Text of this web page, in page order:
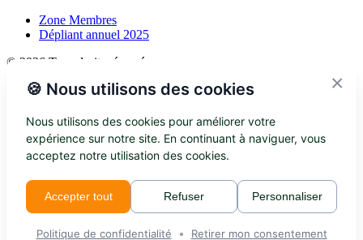
Zone Membres
Dépliant annuel 2025
© 2026 Tous droits réservés
Infolettre
Ne manquez rien
nouveautés touristiques.
S'abonner
🍪 Nous utilisons des cookies ×
Nous utilisons des cookies pour améliorer votre
expérience sur notre site. En continuant à naviguer, vous
acceptez notre utilisation des cookies.
Accepter tout Refuser Personnaliser
Politique de confidentialité • Retirer mon consentement